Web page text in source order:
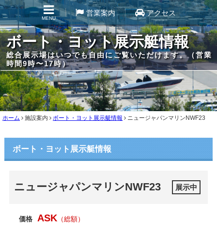
MENU
営業案内 アクセス
ボート・ヨット展示艇情報
総合展示場はいつでも自由にご覧いただけます。（営業
時間9時〜17時）
ホーム 施設案内 ボート・ヨット展示艇情報 ニュージャパンマリンNWF23
ボート・ヨット展示艇情報
ニュージャパンマリンNWF23 展示中
価格 ASK（総額）